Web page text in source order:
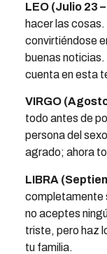
LEO (Julio 23
hacer las
convirtiéndose
buenas
cuenta en esta
VIRGO
todo antes de
persona del
agrado; ahora
LIBRA
completamente
no aceptes
triste, pero haz
tu familia.